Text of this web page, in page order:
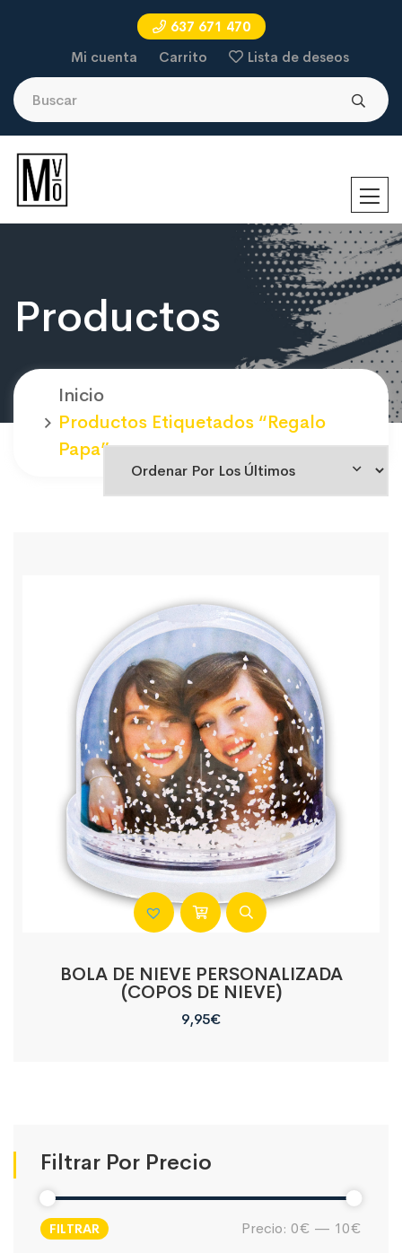
637 671 470
Mi cuenta
Carrito Lista de deseos
Productos
Inicio
Productos Etiquetados “regalo
Papa”
Filtrar Por Precio
Precio
Precio
FILTRAR Precio: 0€ — 10€
BOLA DE NIEVE PERSONALIZADA
(COPOS DE NIEVE)
9,95€